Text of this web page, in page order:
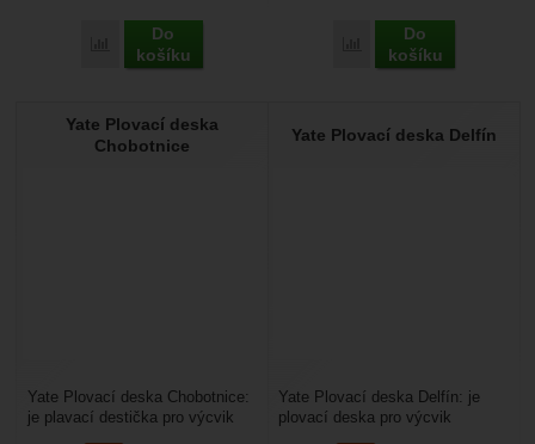
Přidat 'Yate Plovací deska Želva' k porovnání
Do
košíku
Přidat 'Yate Plovací
Do
košíku
Yate Plovací deska
Chobotnice
Yate Plovací deska Chobotnice:
je plavací destička pro výcvik
Yate Plovací deska Delfín
Yate Plovací deska Delfín: je
plovací deska pro výcvik